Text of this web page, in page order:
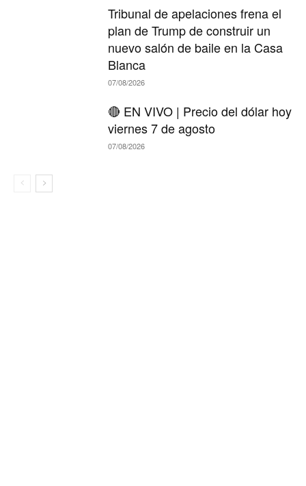
Tribunal de apelaciones frena el
plan de Trump de construir un
nuevo salón de baile en la Casa
Blanca
07/08/2026
🔴 EN VIVO | Precio del dólar hoy
viernes 7 de agosto
07/08/2026